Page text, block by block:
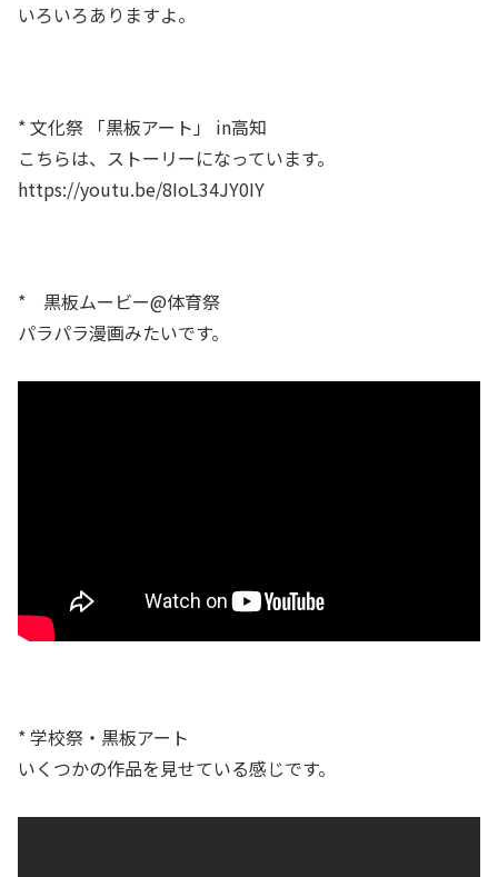
いろいろありますよ。
* 文化祭 「黒板アート」 in高知
こちらは、ストーリーになっています。
https://youtu.be/8IoL34JY0IY
* 黒板ムービー@体育祭
パラパラ漫画みたいです。
* 学校祭・黒板アート
いくつかの作品を見せている感じです。